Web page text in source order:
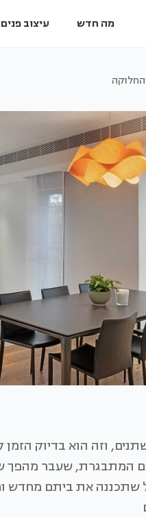
מה חדש עיצוב פנים
וזה הוא בדיוק
וביתם המתבגרת, שעבר
את ביתם מחדש